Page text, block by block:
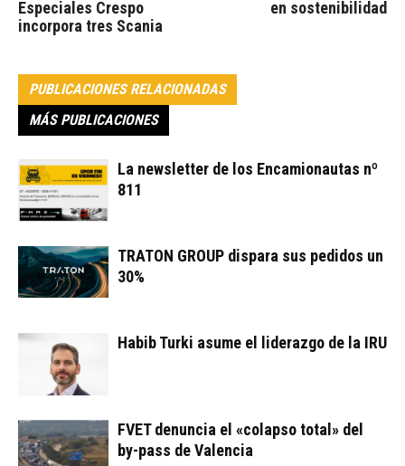
Especiales Crespo
incorpora tres Scania
en sostenibilidad
PUBLICACIONES RELACIONADAS
MÁS PUBLICACIONES
La newsletter de los Encamionautas nº
811
TRATON GROUP dispara sus pedidos un
30%
Habib Turki asume el liderazgo de la IRU
FVET denuncia el «colapso total» del
by-pass de Valencia